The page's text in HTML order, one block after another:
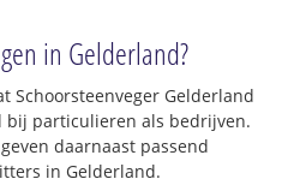
in Gelderland?
Schoorsteenveger Gelderland
bij particulieren als bedrijven.
daarnaast passend
in Gelderland.